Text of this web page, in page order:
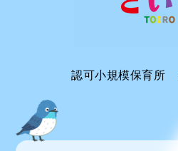
認可小規模保育所